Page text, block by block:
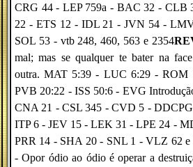
CRG 44 - LEP 759a - BAC 32 -
22 - ETS 12 - IDL 21 - JVN 54 -
SOL 53 - vtb 248, 460, 563 e 2354
mal; mas se qualquer te bater na
outra. MAT 5:39 - LUC 6:29 - ROM
PVB 20:22 - ISS 50:6 - EVG
CNA 21 - CSL 345 - CVD 5 -
ITP 6 - JEV 15 - LEK 31 - LPE 24 -
PRR 14 - SHA 20 - SNL 1 - VLZ 62
- Opor ódio ao ódio é operar a